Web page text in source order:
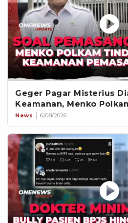
Geger Pagar Misterius
Keamanan, Menko
News 6/08/2026